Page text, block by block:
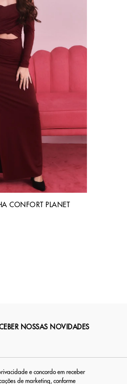
CONFORT PLANET
NOSSAS NOVIDADES
e concordo em receber
de marketing, conforme